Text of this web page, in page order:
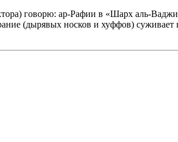
говорю: ар-Рафии в «Шарх аль-
(дырявых носков и хуффов)